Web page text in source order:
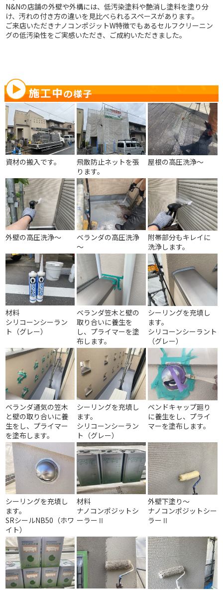
N&Nの店舗の外壁や外構には、低汚染塗料や艶消し塗料を塗り分
け、汚れの付き方の違いを見比べられるスペースがあります。
ご来店いただきナノコンポジットW特徴でもあるセルフクリーニン
グの低汚染性をご実感いただき、ご成約いただきました。
資材の搬入です。
飛散防止ネットを張
ります。
屋根の高圧洗浄～
外壁の高圧洗浄～
ベランダの高圧洗浄
～
附帯部分もキレイに
洗浄します。
材料
シリコーンシーラン
ト（グレー）
ベランダ笠木と壁の
取り合いに養生を
し、プライマーを塗
布します。
シーリングを充填し
ます。
シリコーンシーラント
（グレー）
ベランダ通気の笠木
と壁の取り合いに養
生をし、プライマー
を塗布します。
シーリングを充填し
ます。
シリコーンシーラン
ト（グレー）
ベンドキャップ廻り
に養生をし、プライ
マーを塗布します。
シーリングを充填し
ます。
SRシールNB50（ホワ
イト）
材料
ナノコンポジットシ
ーラーⅡ
外壁下塗り～
ナノコンポジットシー
ラーⅡ